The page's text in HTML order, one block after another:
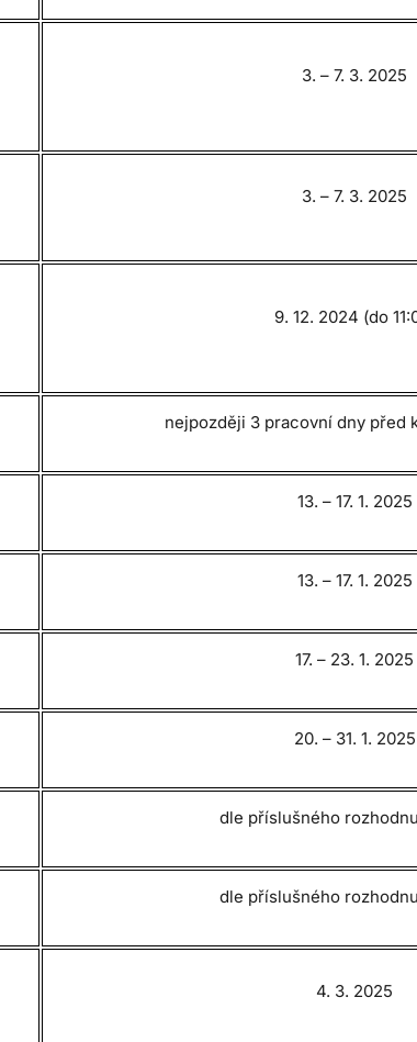
3. – 7. 3. 2025
3. – 7. 3. 2025
9. 12. 2024 (do
nejpozději 3 pracovní dny před
13. – 17. 1. 2025
13. – 17. 1. 2025
17. – 23. 1. 2025
20. – 31. 1. 2025
dle příslušného
dle příslušného
4. 3. 2025